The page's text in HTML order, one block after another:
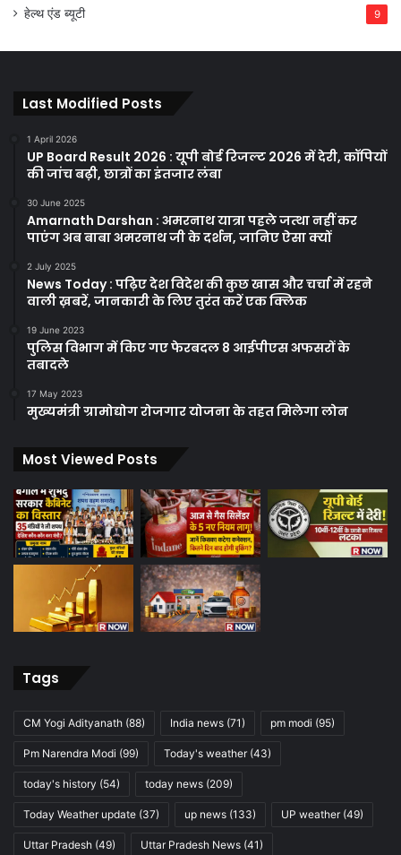
हेल्थ एंड ब्यूटी 9
Last Modified Posts
1 April 2026
UP Board Result 2026 : यूपी बोर्ड रिजल्ट 2026 में देरी, कॉपियों
की जांच बढ़ी, छात्रों का इंतजार लंबा
30 June 2025
Amarnath Darshan : अमरनाथ यात्रा पहले जत्था नहीं कर
पाएंग अब बाबा अमरनाथ जी के दर्शन, जानिए ऐसा क्यों
2 July 2025
News Today : पढ़िए देश विदेश की कुछ खास और चर्चा में रहने
वाली ख़बरें, जानकारी के लिए तुरंत करें एक क्लिक
19 June 2023
पुलिस विभाग में किए गए फेरबदल 8 आईपीएस अफसरों के
तबादले
17 May 2023
मुख्यमंत्री ग्रामोद्योग रोजगार योजना के तहत मिलेगा लोन
Most Viewed Posts
Tags
CM Yogi Adityanath (88) India news (71) pm modi (95)
Pm Narendra Modi (99) Today's weather(43)
today's history (54) today news (209)
Today Weather update (37) up news (133) UP weather(49)
Uttar Pradesh (49) Uttar Pradesh News (41)